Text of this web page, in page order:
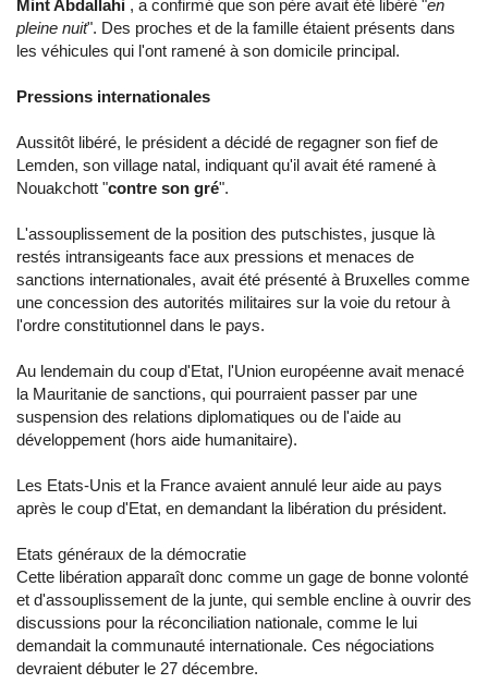
Mint Abdallahi , a confirmé que son père avait été libéré "en
pleine nuit". Des proches et de la famille étaient présents dans
les véhicules qui l'ont ramené à son domicile principal.
Pressions internationales
Aussitôt libéré, le président a décidé de regagner son fief de
Lemden, son village natal, indiquant qu'il avait été ramené à
Nouakchott "contre son gré".
L'assouplissement de la position des putschistes, jusque là
restés intransigeants face aux pressions et menaces de
sanctions internationales, avait été présenté à Bruxelles comme
une concession des autorités militaires sur la voie du retour à
l'ordre constitutionnel dans le pays.
Au lendemain du coup d'Etat, l'Union européenne avait menacé
la Mauritanie de sanctions, qui pourraient passer par une
suspension des relations diplomatiques ou de l'aide au
développement (hors aide humanitaire).
Les Etats-Unis et la France avaient annulé leur aide au pays
après le coup d'Etat, en demandant la libération du président.
Etats généraux de la démocratie
Cette libération apparaît donc comme un gage de bonne volonté
et d'assouplissement de la junte, qui semble encline à ouvrir des
discussions pour la réconciliation nationale, comme le lui
demandait la communauté internationale. Ces négociations
devraient débuter le 27 décembre.